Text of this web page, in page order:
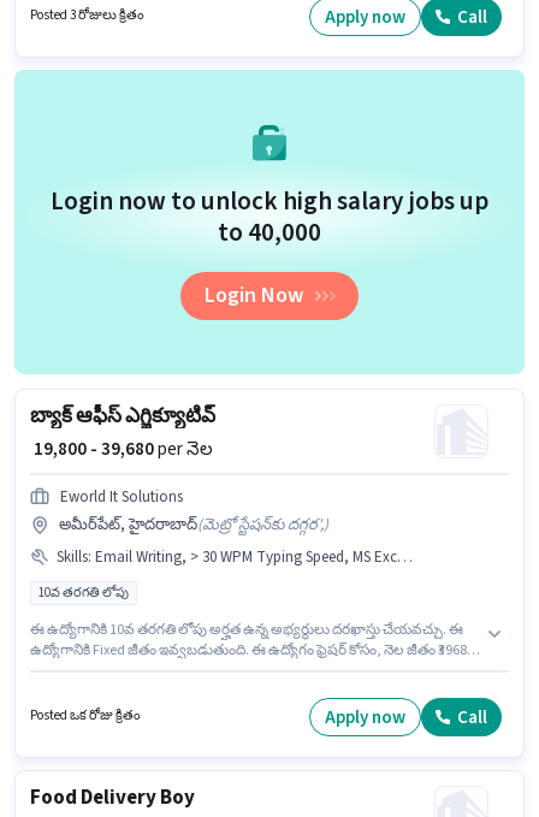
సంవత్సరాల అనుభవం ఉన్న వారికి కోసం, నెల జీతం ₹40000 ఉంటుంది.
Posted 3 రోజులు క్రితం Apply now Call
Login now to unlock high salary jobs up
to ₹40,000
Login Now
బ్యాక్ ఆఫీస్ ఎగ్జిక్యూటివ్
₹ 19,800 - 39,680per నెల
Eworld It Solutions
అమీర్‌పేట్, హైదరాబాద్(మెట్రో స్టేషన్‌కు దగ్గర',)
Skills: Email Writing, > 30 WPM Typing Speed, MS Excel, Internet Surfing, Computer Knowledge, MS Word, Data Entry
10వ తరగతి లోపు
ఈ ఉద్యోగానికి 10వ తరగతి లోపు అర్హత ఉన్న అభ్యర్థులు దరఖాస్తు చేయవచ్చు. ఈ
ఉద్యోగానికి Fixed జీతం ఇవ్వబడుతుంది. ఈ ఉద్యోగం ఫ్రెషర్ కోసం, నెల జీతం ₹39680
Typing Speed, Computer Knowledge, Data Entry, Email Writing, Internet
Posted ఒక రోజు క్రితం Apply now Call
Food Delivery Boy